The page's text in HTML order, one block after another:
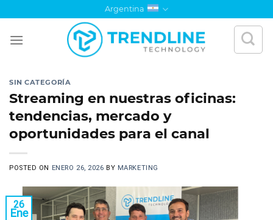
al
contenido
Argentina
SIN CATEGORÍA
Streaming en nuestras oficinas:
tendencias, mercado y
oportunidades para el canal
POSTED ON ENERO 26, 2026 BY MARKETING
26
Ene